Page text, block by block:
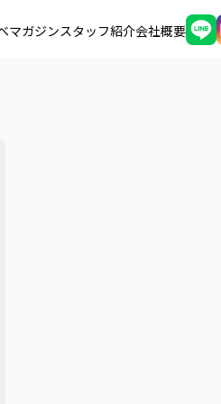
マガジンスタッフ紹介会社概要